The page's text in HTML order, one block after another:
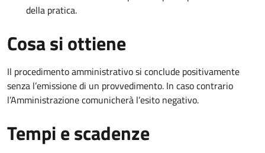
della pratica.
Cosa si ottiene
Il procedimento amministrativo si conclude positivamente
senza l’emissione di un provvedimento. In caso contrario
l’Amministrazione comunicherà l’esito negativo.
Tempi e scadenze